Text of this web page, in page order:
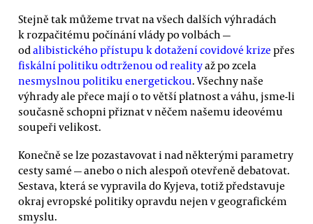
Stejně tak můžeme trvat na všech dalších výhradách
k rozpačitému počínání vlády po volbách —
odalibistického přístupu k dotažení covidové krize přes
fiskální politiku odtrženou od realityaž po zcela
nesmyslnou politiku energetickou. Všechny naše
výhrady ale přece mají o to větší platnost a váhu, jsme-li
současně schopni přiznat v něčem našemu ideovému
soupeři velikost.
Konečně se lze pozastavovat i nad některými parametry
cesty samé — anebo o nich alespoň otevřeně debatovat.
Sestava, která se vypravila do Kyjeva, totiž představuje
okraj evropské politiky opravdu nejen v geografickém
smyslu.